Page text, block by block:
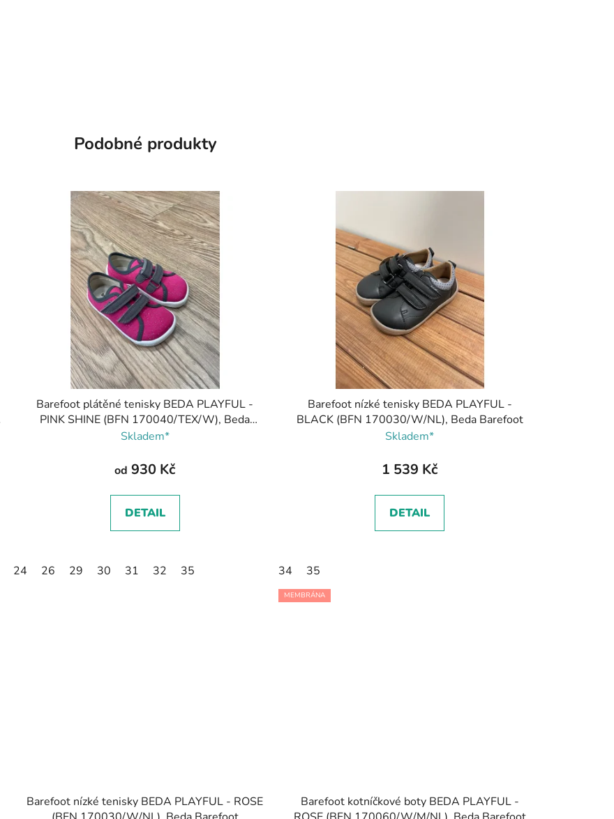
Podobné produkty
Barefoot plátěné tenisky BEDA PLAYFUL -
PINK SHINE (BFN 170040/TEX/W), Beda
Barefoot
Skladem*
od 930 Kč
DETAIL
24 26 29 30 31 32 35
Barefoot nízké tenisky BEDA PLAYFUL -
BLACK (BFN 170030/W/NL), Beda Barefoot
Skladem*
1 539 Kč
DETAIL
34 35
Barefoot nízké tenisky BEDA PLAYFUL - ROSE
MEMBRÁNA
Barefoot kotníčkové boty BEDA PLAYFUL -